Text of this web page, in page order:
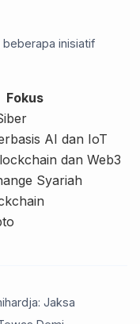
inisiatif
Fokus
AI dan IoT
dan Web3
Syariah
Jaksa